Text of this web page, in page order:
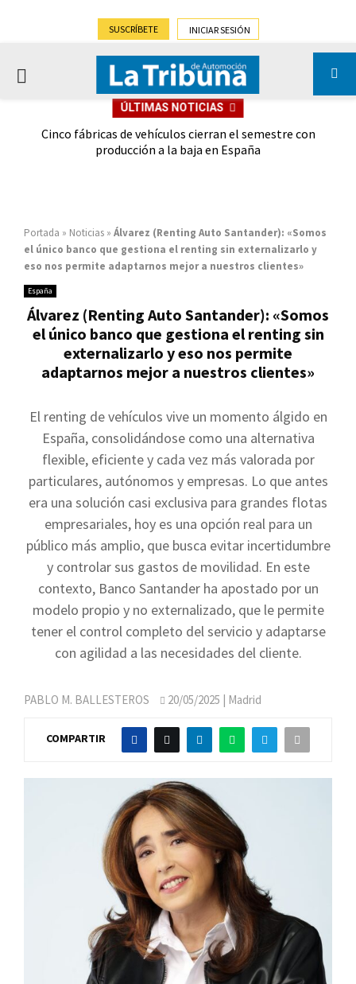
SUSCRÍBETE INICIAR SESIÓN
PRIMARY
ÚLTIMAS NOTICIAS
Cinco fábricas de vehículos cierran el semestre con
producción a la baja en España
Portada » Noticias » Álvarez (Renting Auto Santander): «Somos
el único banco que gestiona el renting sin externalizarlo y
eso nos permite adaptarnos mejor a nuestros clientes»
España
Álvarez (Renting Auto Santander): «Somos
el único banco que gestiona el renting sin
externalizarlo y eso nos permite
adaptarnos mejor a nuestros clientes»
El renting de vehículos vive un momento álgido en
España, consolidándose como una alternativa
flexible, eficiente y cada vez más valorada por
particulares, autónomos y empresas. Lo que antes
era una solución casi exclusiva para grandes flotas
empresariales, hoy es una opción real para un
público más amplio, que busca evitar incertidumbre
y controlar sus gastos de movilidad. En este
contexto, Banco Santander ha apostado por un
modelo propio y no externalizado, que le permite
tener el control completo del servicio y adaptarse
con agilidad a las necesidades del cliente.
PABLO M. BALLESTEROS 20/05/2025 | Madrid
COMPARTIR